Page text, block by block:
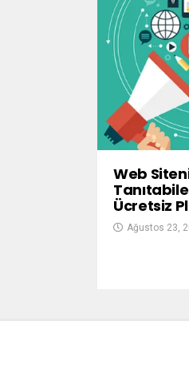
Web
Ücretsiz
Ağustos 23,